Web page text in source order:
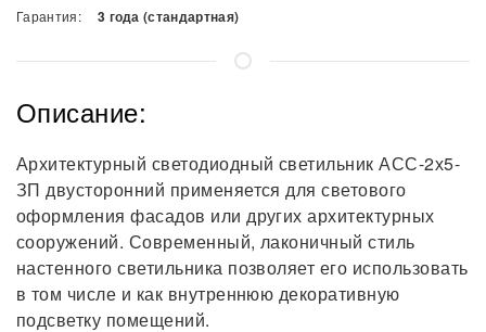
Гарантия: 3 года (стандартная)
Описание:
Архитектурный светодиодный светильник АСС-2х5-
ЗП двусторонний применяется для светового
оформления фасадов или других архитектурных
сооружений. Современный, лаконичный стиль
настенного светильника позволяет его использовать
в том числе и как внутреннюю декоративную
подсветку помещений.